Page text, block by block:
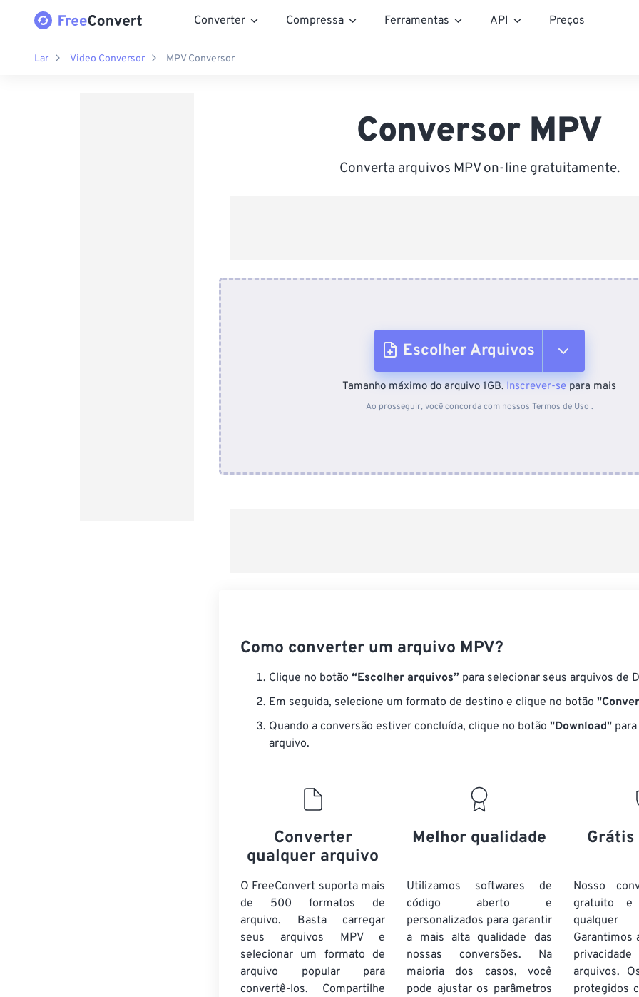
Converter Compressa Ferramentas API Preços
Lar Video Conversor MPV Conversor
Conversor MPV
Converta arquivos MPV on-line gratuitamente.
Escolher Arquivos
Do dispositivo
Tamanho máximo do arquivo 1GB. Inscrever-se para mais
Ao prosseguir, você concorda com nossos Termos de Uso .
Como converter um arquivo MPV?
Clique no botão “Escolher arquivos” para selecionar seus arquivos de
Em seguida, selecione um formato de destino e clique no botão
Quando a conversão estiver concluída, clique no botão "Download"
arquivo.
Converter
qualquer arquivo
O FreeConvert suporta mais
de 500 formatos de
arquivo. Basta carregar
seus arquivos MPV e
selecionar um formato de
arquivo popular para
convertê-los. Compartilhe
Melhor qualidade
Utilizamos softwares de
código aberto e
personalizados para garantir
a mais alta qualidade das
nossas conversões. Na
maioria dos casos, você
pode ajustar os parâmetros
Grátis
Nosso
gratuito e
qualquer
Garantimos
arquivos.
protegidos